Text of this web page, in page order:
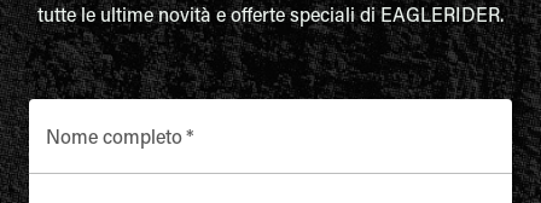
tutte le ultime novità e offerte speciali di EAGLERIDER.
Nome completo*